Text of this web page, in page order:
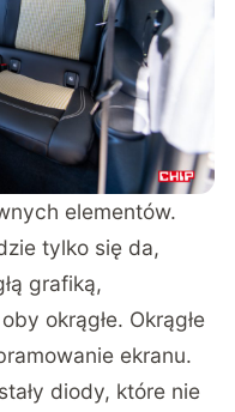
elementów.
tylko się da,
grafiką,
okrągłe. Okrągłe
ekranu.
diody, które nie